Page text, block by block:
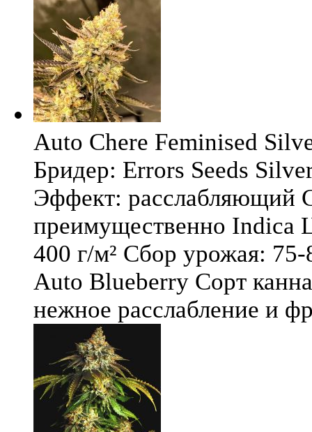
Auto Chere Feminised
Бридер: Errors Seeds
Эффект: расслабляющий
преимущественно Indica
400 г/м² Сбор урожая:
Auto Blueberry Сорт
нежное расслабление и